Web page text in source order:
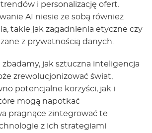
i personalizację ofert.
AI niesie ze sobą również
takie jak zagadnienia etyczne czy
z prywatnością danych.
jak sztuczna inteligencja
zrewolucjonizować świat,
potencjalne korzyści, jak i
mogą napotkać
pragnące zintegrować te
z ich strategiami